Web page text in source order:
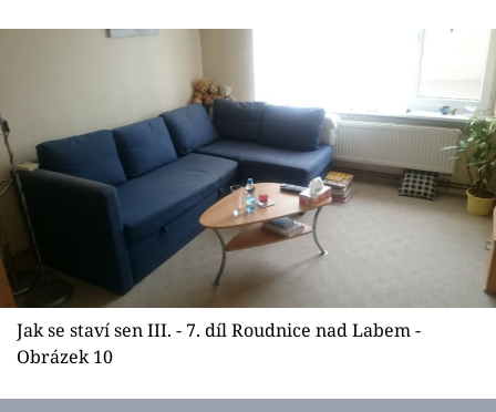
Jak se staví sen III. - 7. díl Roudnice nad Labem -
Obrázek 10